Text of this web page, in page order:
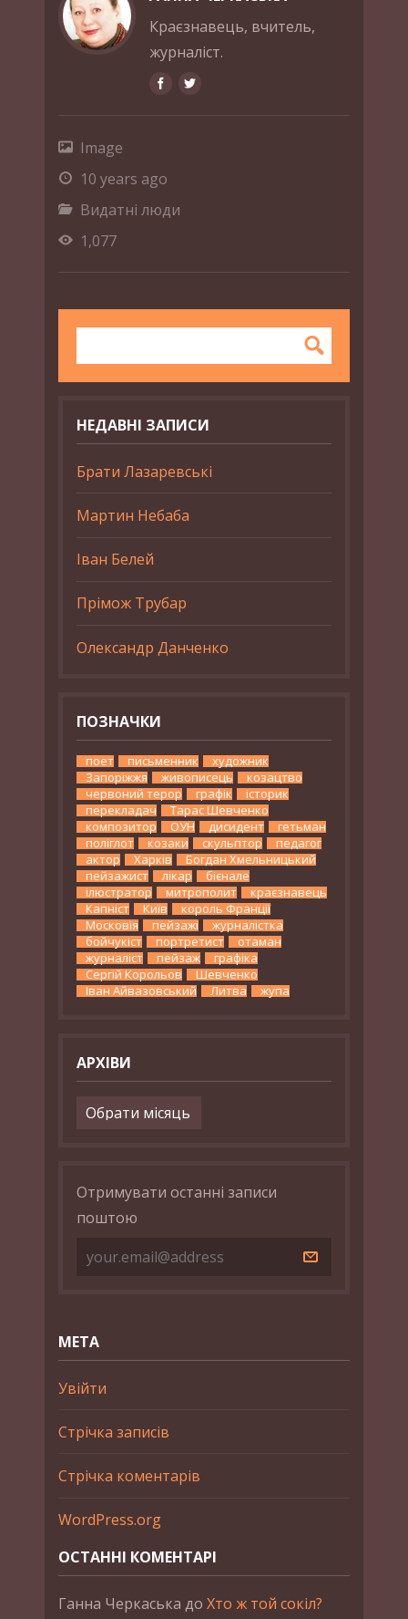
Краєзнавець, вчитель,
журналіст.
Image
10 years ago
Видатні люди
1,077
НЕДАВНІ ЗАПИСИ
Брати Лазаревські
Мартин Небаба
Іван Белей
Прімож Трубар
Олександр Данченко
ПОЗНАЧКИ
поет письменник
художник
Запоріжжя
живописець
козацтво
червоний терор
графік
історик
перекладач
Тарас Шевченко
композитор
ОУН дисидент
гетьман
поліглот
козаки скульптор
педагог
актор
Харків
Богдан Хмельницький
пейзажист
лікар
бієнале
ілюстратор
митрополит
краєзнавець
Капніст
Київ
король Франції
Московія
пейзажі
журналістка
бойчукіст
портретист
отаман
журналіст
пейзаж
графіка
Сергій Корольов
Шевченко
Іван Айвазовський
Литва жупа
АРХІВИ
Архіви
Отримувати останні записи
поштою
МЕТА
Увійти
Стрічка записів
Стрічка коментарів
WordPress.org
ОСТАННІ КОМЕНТАРІ
Ганна Черкаська до Хто ж той сокіл?